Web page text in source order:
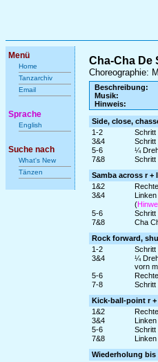
Menü
Home
Tanzarchiv
Email
Sprache
English
Suche nach
What's New
Tänzen
Cha-Cha De
Choreographie:
Beschreibung:
Musik:
Hinweis:
Side, close,
1-2
Schritt
3&4
Schritt
5-6
¼
7&8
Schritt
Samba across r
1&2
3&4
(
5-6
Schritt
7&8
Cha
Rock forward,
1-2
Schritt
3&4
¼
vorn
5-6
7-8
Schritt
Kick-ball-point r
1&2
3&4
5-6
Schritt
7&8
Wiederholung bis